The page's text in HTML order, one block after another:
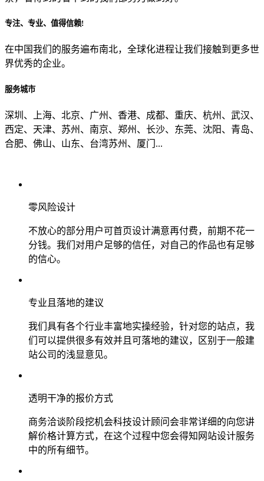
专注、专业、值得信赖!
在中国我们的服务遍布南北，全球化进程让我们接触到更多世
界优秀的企业。
服务城市
深圳、上海、北京、广州、香港、成都、重庆、杭州、武汉、
西定、天津、苏州、南京、郑州、长沙、东莞、沈阳、青岛、
合肥、佛山、山东、台湾苏州、厦门...
零风险设计
不放心的部分用户可首页设计满意再付费，前期不花一
分钱。我们对用户足够的信任，对自己的作品也有足够
的信心。
专业且落地的建议
我们具有各个行业丰富地实操经验，针对您的站点，我
们可以提供很多有效并且可落地的建议，区别于一般建
站公司的浅显意见。
透明干净的报价方式
商务洽谈阶段挖机会科技设计顾问会非常详细的向您讲
解价格计算方式，在这个过程中您会得知网站设计服务
中的所有细节。